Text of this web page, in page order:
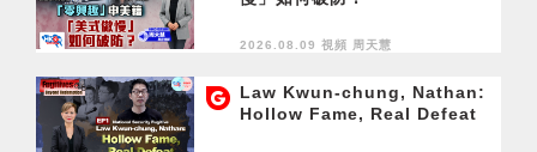
2026.08.09 視頻 周天慧
Law Kwun-chung, Nathan:
Hollow Fame, Real Defeat